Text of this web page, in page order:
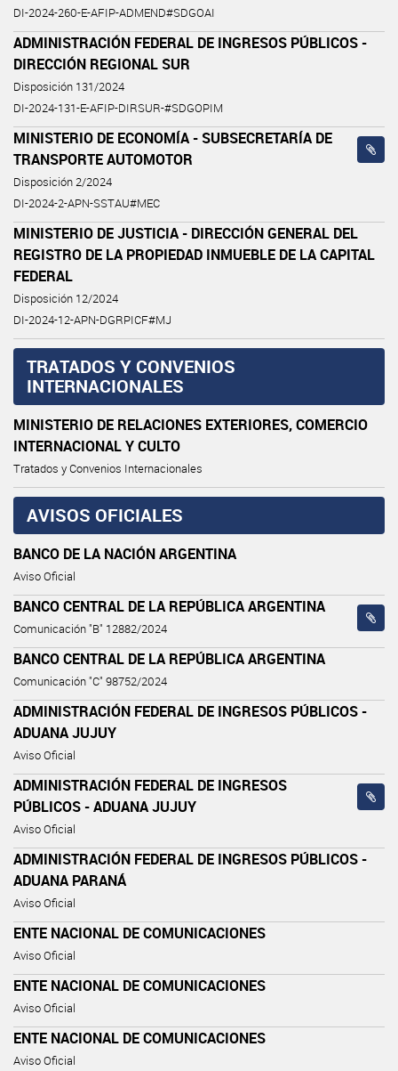
DI-2024-260-E-AFIP-ADMEND#SDGOAI
ADMINISTRACIÓN FEDERAL DE INGRESOS PÚBLICOS -
DIRECCIÓN REGIONAL SUR
Disposición 131/2024
DI-2024-131-E-AFIP-DIRSUR-#SDGOPIM
MINISTERIO DE ECONOMÍA - SUBSECRETARÍA DE
TRANSPORTE AUTOMOTOR
Disposición 2/2024
DI-2024-2-APN-SSTAU#MEC
MINISTERIO DE JUSTICIA - DIRECCIÓN GENERAL DEL
REGISTRO DE LA PROPIEDAD INMUEBLE DE LA CAPITAL
FEDERAL
Disposición 12/2024
DI-2024-12-APN-DGRPICF#MJ
TRATADOS Y CONVENIOS
INTERNACIONALES
MINISTERIO DE RELACIONES EXTERIORES, COMERCIO
INTERNACIONAL Y CULTO
Tratados y Convenios Internacionales
AVISOS OFICIALES
BANCO DE LA NACIÓN ARGENTINA
Aviso Oficial
BANCO CENTRAL DE LA REPÚBLICA ARGENTINA
Comunicación "B" 12882/2024
BANCO CENTRAL DE LA REPÚBLICA ARGENTINA
Comunicación "C" 98752/2024
ADMINISTRACIÓN FEDERAL DE INGRESOS PÚBLICOS -
ADUANA JUJUY
Aviso Oficial
ADMINISTRACIÓN FEDERAL DE INGRESOS
PÚBLICOS - ADUANA JUJUY
Aviso Oficial
ADMINISTRACIÓN FEDERAL DE INGRESOS PÚBLICOS -
ADUANA PARANÁ
Aviso Oficial
ENTE NACIONAL DE COMUNICACIONES
Aviso Oficial
ENTE NACIONAL DE COMUNICACIONES
Aviso Oficial
ENTE NACIONAL DE COMUNICACIONES
Aviso Oficial